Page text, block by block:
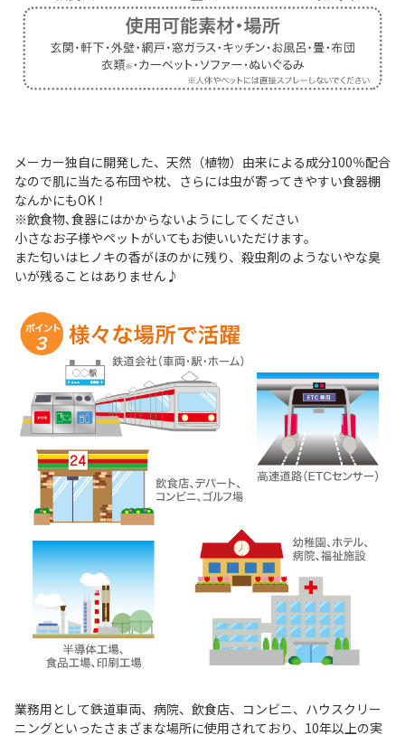
メーカー独自に開発した、天然（植物）由来による成分100％配合
なので肌に当たる布団や枕、さらには虫が寄ってきやすい食器棚
なんかにもOK！
※飲食物､食器にはかからないようにしてください
小さなお子様やペットがいてもお使いいただけます。
また匂いはヒノキの香がほのかに残り、殺虫剤のようないやな臭
いが残ることはありません♪
業務用として鉄道車両、病院、飲食店、コンビニ、ハウスクリー
ニングといったさまざまな場所に使用されており、10年以上の実